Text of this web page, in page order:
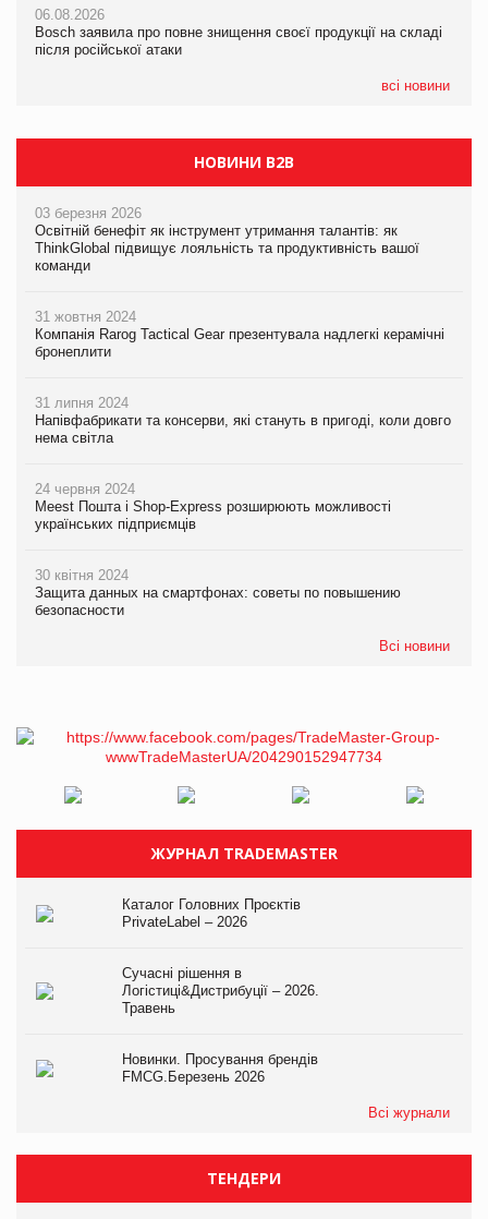
06.08.2026
Bosch заявила про повне знищення своєї продукції на складі
після російської атаки
всі новини
06.08.2026
Bosch заявила про повне знищення своєї продукції на складі
після російської атаки
06.08.2026
Bosch заявила про повне знищення своєї продукції на складі
після російської атаки
НОВИНИ B2B
03 березня 2026
Освітній бенефіт як інструмент утримання талантів: як
ThinkGlobal підвищує лояльність та продуктивність вашої
команди
31 жовтня 2024
Компанія Rarog Tactical Gear презентувала надлегкі керамічні
бронеплити
31 липня 2024
Напівфабрикати та консерви, які стануть в пригоді, коли довго
нема світла
24 червня 2024
Meest Пошта і Shop-Express розширюють можливості
українських підприємців
30 квітня 2024
Защита данных на смартфонах: советы по повышению
безопасности
Всі новини
ЖУРНАЛ TRADEMASTER
Каталог Головних Проєктів
PrivateLabel – 2026
Сучасні рішення в
Логістиці&Дистрибуції – 2026.
Травень
Новинки. Просування брендів
FMCG.Березень 2026
Всі журнали
ТЕНДЕРИ